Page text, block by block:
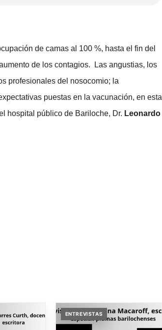
de camas al 100 %, hasta el fin del
de los contagios. Las angustias, los
profesionales del nosocomio; la
puestas en la vacunación, en esta
hospital público de Bariloche, Dr. Leonardo
ENTREVISTAS